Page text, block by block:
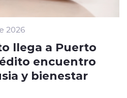
2026
llega a Puerto
encuentro
y bienestar